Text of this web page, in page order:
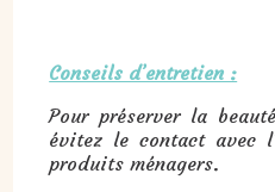
Conseils d’entretien :
Pour préserver la
évitez le contact avec
produits ménagers.